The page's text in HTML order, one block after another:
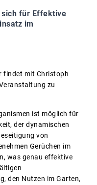
für Effektive
im
findet mit Christoph
zu
ist möglich für
der dynamischen
von
Gerüchen im
was genau effektive
den Nutzen im Garten,